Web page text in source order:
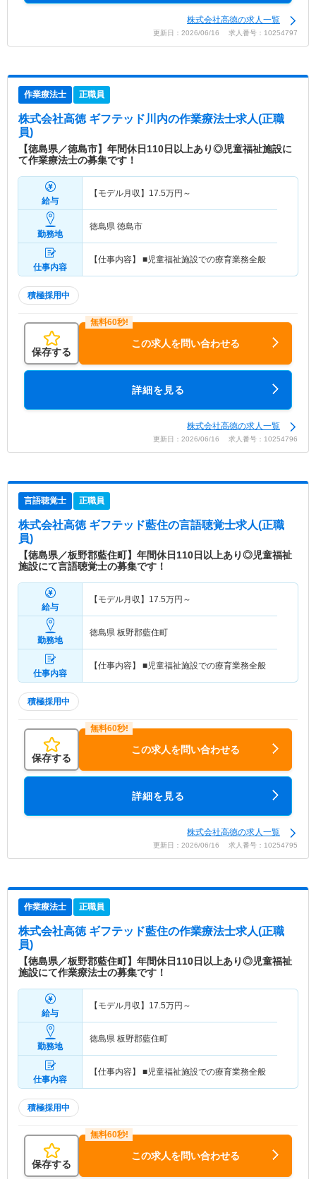
株式会社高徳の求人一覧
更新日：2026/06/16 求人番号：10254797
作業療法士 正職員
株式会社高徳 ギフテッド川内の作業療法士求人(正職
員)
【徳島県／徳島市】年間休日110日以上あり◎児童福祉施設に
て作業療法士の募集です！
給与
【モデル月収】 17.5万円～
勤務地
徳島県 徳島市
仕事内容
【仕事内容】 ■児童福祉施設での療育業務全般
積極採用中
保存する
この求人を問い合わせる
詳細を見る
株式会社高徳の求人一覧
更新日：2026/06/16 求人番号：10254796
言語聴覚士 正職員
株式会社高徳 ギフテッド藍住の言語聴覚士求人(正職
員)
【徳島県／板野郡藍住町】年間休日110日以上あり◎児童福祉
施設にて言語聴覚士の募集です！
給与
【モデル月収】 17.5万円～
勤務地
徳島県 板野郡藍住町
仕事内容
【仕事内容】 ■児童福祉施設での療育業務全般
積極採用中
保存する
この求人を問い合わせる
詳細を見る
株式会社高徳の求人一覧
更新日：2026/06/16 求人番号：10254795
作業療法士 正職員
株式会社高徳 ギフテッド藍住の作業療法士求人(正職
員)
【徳島県／板野郡藍住町】年間休日110日以上あり◎児童福祉
施設にて作業療法士の募集です！
給与
【モデル月収】 17.5万円～
勤務地
徳島県 板野郡藍住町
仕事内容
【仕事内容】 ■児童福祉施設での療育業務全般
積極採用中
保存する
この求人を問い合わせる